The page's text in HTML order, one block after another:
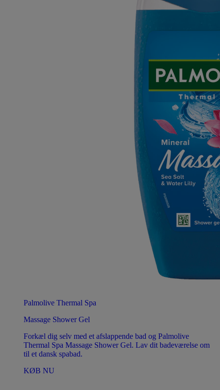
Palmolive Thermal Spa
Massage Shower Gel
Forkæl dig selv med et afslappende bad og Palmolive
Thermal Spa Massage Shower Gel. Lav dit badeværelse om
til et dansk spabad.
KØB NU